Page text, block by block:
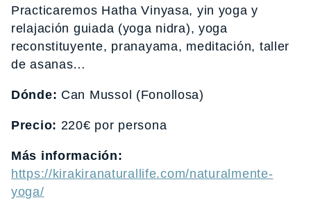
Practicaremos Hatha Vinyasa, yin yoga y
relajación guiada (yoga nidra), yoga
reconstituyente, pranayama, meditación, taller
de asanas…
Dónde: Can Mussol (Fonollosa)
Precio: 220€ por persona
Más información:
https://kirakiranaturallife.com/naturalmente-
yoga/